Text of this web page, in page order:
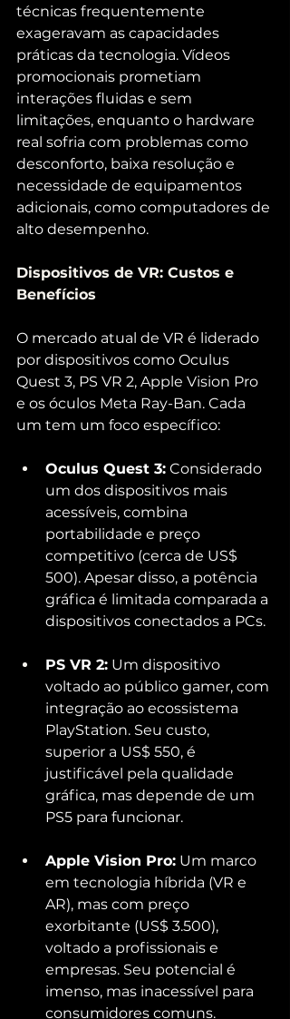
técnicas frequentemente
exageravam as capacidades
práticas da tecnologia. Vídeos
promocionais prometiam
interações fluidas e sem
limitações, enquanto o hardware
real sofria com problemas como
desconforto, baixa resolução e
necessidade de equipamentos
adicionais, como computadores de
alto desempenho.
Dispositivos de VR: Custos e
Benefícios
O mercado atual de VR é liderado
por dispositivos como Oculus
Quest 3, PS VR 2, Apple Vision Pro
e os óculos Meta Ray-Ban. Cada
um tem um foco específico:
Oculus Quest 3: Considerado
um dos dispositivos mais
acessíveis, combina
portabilidade e preço
competitivo (cerca de US$
500). Apesar disso, a potência
gráfica é limitada comparada a
dispositivos conectados a PCs.
PS VR 2: Um dispositivo
voltado ao público gamer, com
integração ao ecossistema
PlayStation. Seu custo,
superior a US$ 550, é
justificável pela qualidade
gráfica, mas depende de um
PS5 para funcionar.
Apple Vision Pro: Um marco
em tecnologia híbrida (VR e
AR), mas com preço
exorbitante (US$ 3.500),
voltado a profissionais e
empresas. Seu potencial é
imenso, mas inacessível para
consumidores comuns.